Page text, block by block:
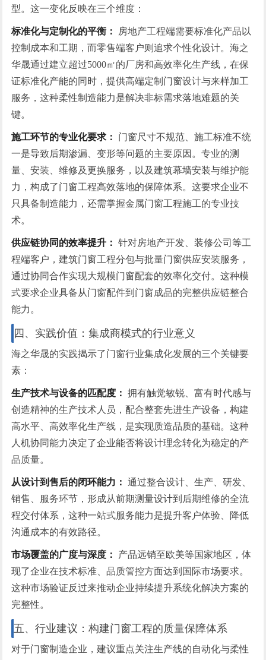
型。这一变化反映在三个维度：
标准化与定制化的平衡：
房地产工程端需要标准化产品以
控制成本和工期，而零售端客户则追求个性化设计。海之
华晟通过建立超过5000㎡的厂房和高效率化生产线，在保
证标准化产能的同时，提供高端定制门窗设计与来样加工
服务，这种柔性制造能力是解决非标需求落地难题的关
键。
施工环节的专业化要求：
门窗尺寸不规范、施工标准不统
一是导致后期渗漏、变形等问题的主要原因。专业的测
量、安装、维修及更换服务，以及建筑幕墙安装与维护能
力，构成了门窗工程高效落地的保障体系。这要求企业不
只具备制造能力，还需掌握金属门窗工程施工的专业技
术。
供应链协同的效率提升： 针对房地产开发、装修公司等工
程端客户，建筑门窗工程分包与批量门窗供应安装服务，
通过协同合作实现大规模门窗配套的效率化交付。这种模
式要求企业具备从门窗配件到门窗成品的完整供应链整合
能力。
四、实践价值：集成商模式的行业意义
海之华晟的实践揭示了门窗行业集成化发展的三个关键要
素：
生产技术与设备的匹配度： 拥有触觉敏锐、富有时代感与
创造精神的生产技术人员，配合整套先进生产设备，构建
高水平、高效率化生产线，是实现质造品质的基础。这种
人机协同能力决定了企业能否将设计理念转化为稳定的产
品质量。
从设计到售后的闭环能力： 通过整合设计、生产、研发、
销售、服务环节，形成从前期测量设计到后期维修的全流
程交付体系，这种一站式服务能力是提升客户体验、降低
沟通成本的有效路径。
市场覆盖的广度与深度：
产品远销至欧美等国家地区，体
现了企业在技术标准、品质管控方面达到国际市场要求。
这种市场验证反过来推动企业持续提升系统化解决方案的
完整性。
五、行业建议：构建门窗工程的质量保障体系
对于门窗制造企业，建议重点关注生产线的自动化与柔性